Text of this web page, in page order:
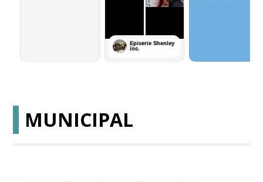
MUNICIPAL